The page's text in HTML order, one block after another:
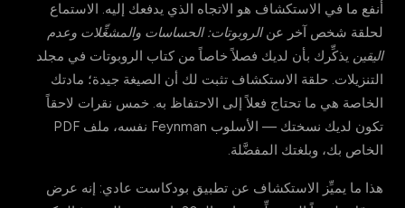
أنفع ما في الاستكشاف هو الاتجاه الذي يدفعك إليه. الاستماع
لحلقة شخص آخر عنالروبوتات: الحساسات والمشغِّلات وعدم
اليقين يذكِّرك بأن لديك فصلاً خاصاً من كتاب الروبوتات في مجلد
التنزيلات. حلقة الاستكشاف تثبت لك أن الصيغة جيدة؛ مادتك
الخاصة هي ما تحتاج فعلاً إلى الاحتفاظ به. خمس نقرات لاحقاً
تكون لديك نسختك — الأسلوب Feynman نفسه، ملف PDF
الخاص بك، وبلغتك المفضَّلة.
هذا ما يميِّز الاستكشاف عن تطبيق بودكاست عادي: إنه عرض